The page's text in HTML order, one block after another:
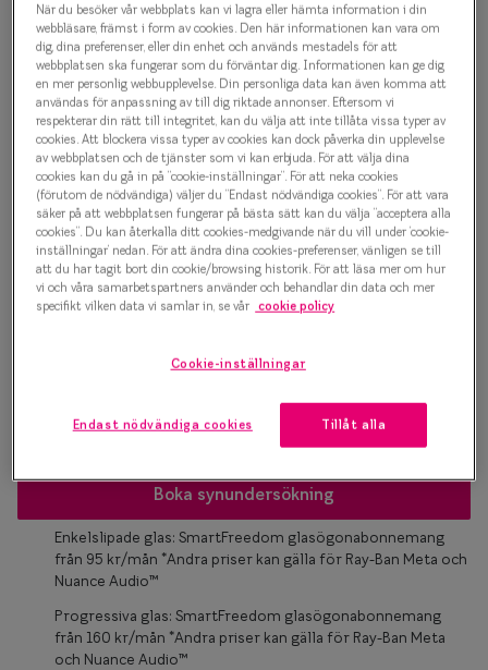
Olika
Taberg
1 500 kr
Välj färg:
Brons
Bågstorlek
Osäker på vilken storlek du har? Se vår Storleksguide
Boka synundersökning
Enkelslipade glas: SmartFreedom glasögonabonnemang
från 95 kr/mån *Andra priser kan gälla för Ray-Ban Meta och
Nuance Audio™
Progressiva glas: SmartFreedom glasögonabonnemang
från 160 kr/mån *Andra priser kan gälla för Ray-Ban Meta
och Nuance Audio™
När du besöker vår webbplats kan vi lagra eller hämta information i din
webbläsare, främst i form av cookies. Den här informationen kan vara om
dig, dina preferenser, eller din enhet och används mestadels för att
webbplatsen ska fungerar som du förväntar dig. Informationen kan ge dig
en mer personlig webbupplevelse. Din personliga data kan även komma att
användas för anpassning av till dig riktade annonser. Eftersom vi
respekterar din rätt till integritet, kan du välja att inte tillåta vissa typer av
cookies. Att blockera vissa typer av cookies kan dock påverka din upplevelse
av webbplatsen och de tjänster som vi kan erbjuda. För att välja dina
cookies kan du gå in på ”cookie-inställningar”. För att neka cookies
(förutom de nödvändiga) väljer du ”Endast nödvändiga cookies”. För att vara
säker på att webbplatsen fungerar på bästa sätt kan du välja ”acceptera alla
cookies”. Du kan återkalla ditt cookies-medgivande när du vill under ’cookie-
inställningar’ nedan. För att ändra dina cookies-preferenser, vänligen se till
att du har tagit bort din cookie/browsing historik. För att läsa mer om hur
vi och våra samarbetspartners använder och behandlar din data och mer
specifikt vilken data vi samlar in, se vår cookie policy
Cookie-inställningar
Endast nödvändiga cookies Tillåt alla